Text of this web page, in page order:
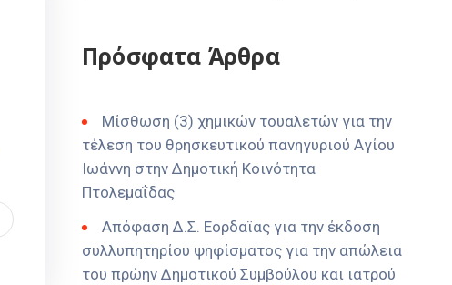
Πρόσφατα Άρθρα
Μίσθωση (3) χημικών τουαλετών για την
τέλεση του θρησκευτικού πανηγυριού Αγίου
Ιωάννη στην Δημοτική Κοινότητα
Πτολεμαΐδας
Απόφαση Δ.Σ. Εορδαϊας για την έκδοση
συλλυπητηρίου ψηφίσματος για την απώλεια
του πρώην Δημοτικού Συμβούλου και ιατρού